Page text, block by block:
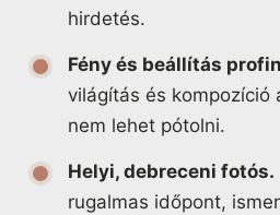
hirdetés.
Fény és beállítás
világítás és kompozíció
nem lehet pótolni.
Helyi, debreceni fotós.
rugalmas időpont,